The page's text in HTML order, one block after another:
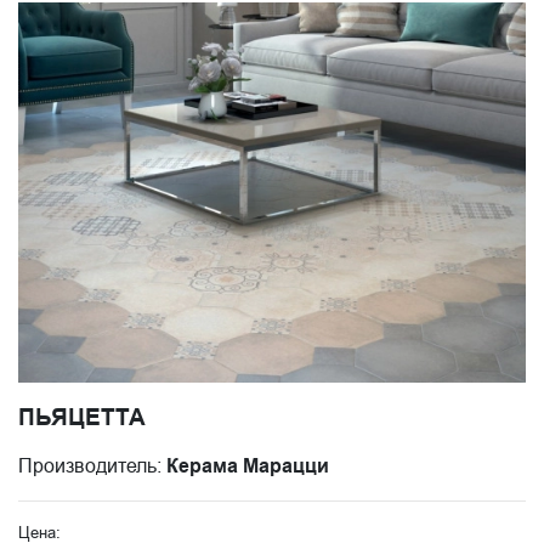
ПЬЯЦЕТТА
Производитель: Керама Марацци
Цена: